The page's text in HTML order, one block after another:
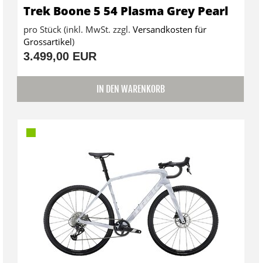
Trek Boone 5 54 Plasma Grey Pearl
pro Stück (inkl. MwSt. zzgl. Versandkosten für
Grossartikel)
3.499,00 EUR
IN DEN WARENKORB